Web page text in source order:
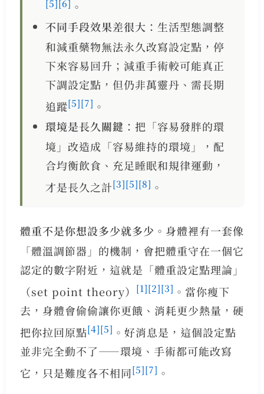
[5][6] 。
不同手段效果差很大 ：生活型態調整
和減重藥物無法永久改寫設定點，停
下來容易回升；減重手術較可能真正
下調設定點，但仍非萬靈丹、需長期
追蹤[5][7] 。
環境是長久關鍵 ：把「容易發胖的環
境」改造成「容易維持的環境」，配
合均衡飲食、充足睡眠和規律運動，
才是長久之計[3][5][8] 。
體重不是你想設多少就多少。 身體裡有一套像
「體溫調節器」的機制，會把體重守在一個它
認定的數字附近，這就是「體重設定點理論」
（set point theory） [1][2][3] 。當你瘦下
去，身體會偷偷讓你更餓、消耗更少熱量，硬
把你拉回原點[4][5] 。好消息是，這個設定點
並非完全動不了——環境、手術都可能改寫
它，只是難度各不相同[5][7] 。